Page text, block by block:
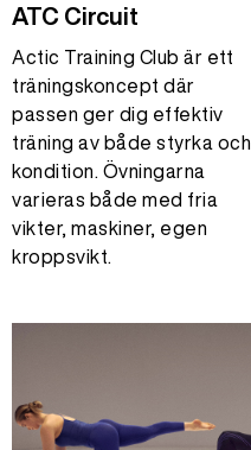
ATC Circuit
Actic Training Club är ett
träningskoncept där
passen ger dig effektiv
träning av både styrka och
kondition. Övningarna
varieras både med fria
vikter, maskiner, egen
kroppsvikt.